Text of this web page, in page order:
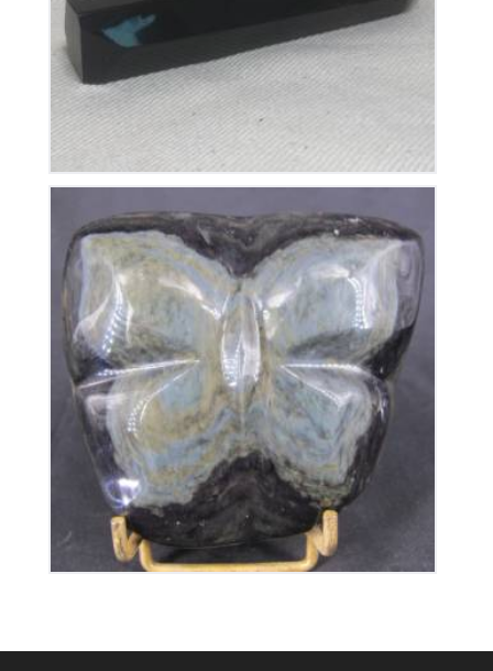
Papillon en Obsidienne Oeil Céleste
260€